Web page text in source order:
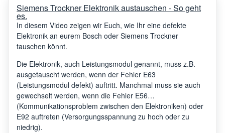
Siemens Trockner Elektronik austauschen - So geht
es.
In diesem Video zeigen wir Euch, wie Ihr eine defekte
Elektronik an eurem Bosch oder Siemens Trockner
tauschen könnt.
Die Elektronik, auch Leistungsmodul genannt, muss z.B.
ausgetauscht werden, wenn der Fehler E63
(Leistungsmodul defekt) auftritt. Manchmal muss sie auch
gewechselt werden, wenn die Fehler E56
(Kommunikationsproblem zwischen den Elektroniken) oder
E92 auftreten (Versorgungsspannung zu hoch oder zu
niedrig).